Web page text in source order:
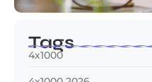
Tags
4x1000